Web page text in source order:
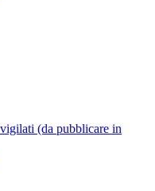
(da pubblicare in